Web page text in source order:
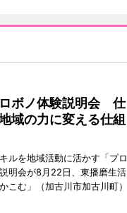
ボノ体験説明会 仕
域の力に変える仕組
ルを地域活動に活かす「プロ
明会が8月22日、東播磨生活
こむ」（加古川市加古川町）